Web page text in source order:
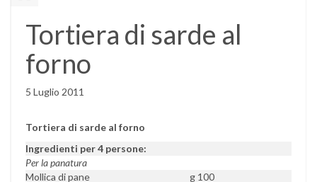
Tortiera di sarde al
forno
5 Luglio 2011
Tortiera di sarde al forno
Ingredienti per 4 persone:
Per la panatura
Mollica di pane
g 100